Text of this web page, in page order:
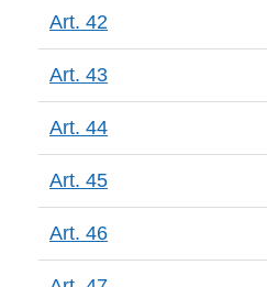
Art. 42
Art. 43
Art. 44
Art. 45
Art. 46